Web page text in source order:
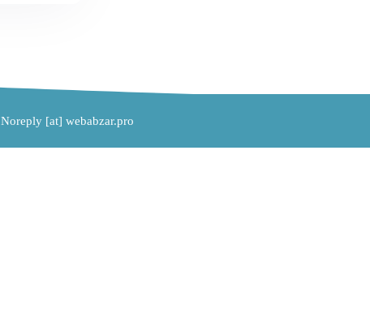
Noreply [at] webabzar.pro